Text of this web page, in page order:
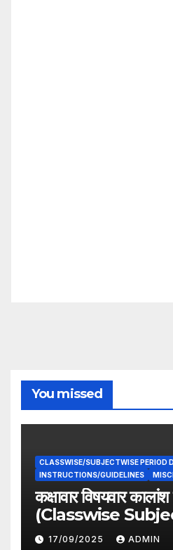
You missed
CLASSWISE/SUBJECTWISE PERIOD
INSTRUCTIONS/GUIDELINES
कक्षावार विषयवार
(Classwise
period
17/09/2025 ADMIN